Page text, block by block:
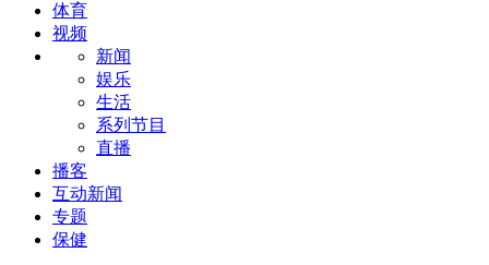
体育
视频
新闻
娱乐
生活
系列节目
直播
播客
互动新闻
专题
保健